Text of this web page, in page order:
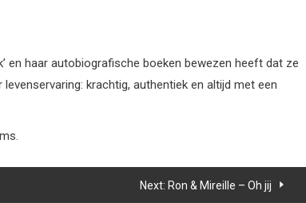
en haar autobiografische boeken bewezen heeft dat ze
krachtig, authentiek en altijd met een
Next: Ron & Mireille – Oh jij